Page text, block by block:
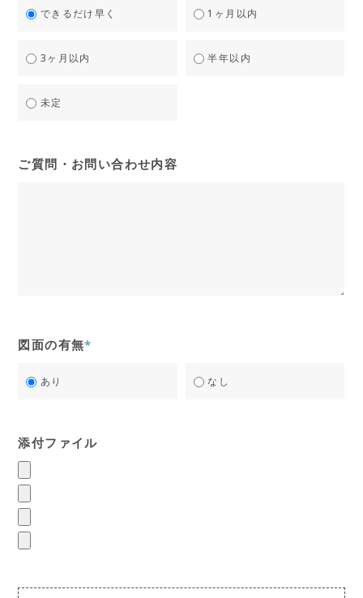
できるだけ早く 1ヶ月以内
3ヶ月以内 半年以内
未定
ご質問・お問い合わせ内容
図面の有無*
あり なし
添付ファイル